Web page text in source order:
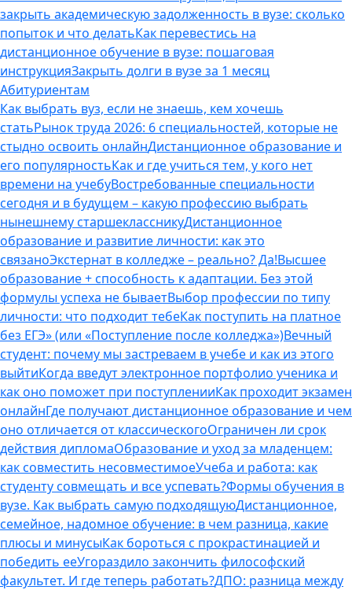
закрыть академическую задолженность в вузе: сколько
попыток и что делатьКак перевестись на
дистанционное обучение в вузе: пошаговая
инструкцияЗакрыть долги в вузе за 1 месяц
Абитуриентам
Как выбрать вуз, если не знаешь, кем хочешь
статьРынок труда 2026: 6 специальностей, которые не
стыдно освоить онлайнДистанционное образование и
его популярностьКак и где учиться тем, у кого нет
времени на учебуВостребованные специальности
сегодня и в будущем – какую профессию выбрать
нынешнему старшеклассникуДистанционное
образование и развитие личности: как это
связаноЭкстернат в колледже – реально? Да!Высшее
образование + способность к адаптации. Без этой
формулы успеха не бываетВыбор профессии по типу
личности: что подходит тебеКак поступить на платное
без ЕГЭ» (или «Поступление после колледжа»)Вечный
студент: почему мы застреваем в учебе и как из этого
выйтиКогда введут электронное портфолио ученика и
как оно поможет при поступленииКак проходит экзамен
онлайнГде получают дистанционное образование и чем
оно отличается от классическогоОграничен ли срок
действия дипломаОбразование и уход за младенцем:
как совместить несовместимоеУчеба и работа: как
студенту совмещать и все успевать?Формы обучения в
вузе. Как выбрать самую подходящуюДистанционное,
семейное, надомное обучение: в чем разница, какие
плюсы и минусыКак бороться с прокрастинацией и
победить ееУгораздило закончить философский
факультет. И где теперь работать?ДПО: разница между